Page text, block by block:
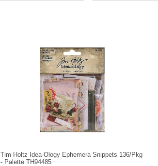
Tim Holtz Idea-Ology Ephemera Snippets 136/Pkg
- Palette TH94485